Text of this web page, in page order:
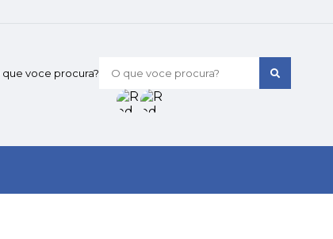
que voce procura?